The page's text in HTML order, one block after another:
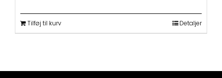
Tilføj til kurv Detaljer